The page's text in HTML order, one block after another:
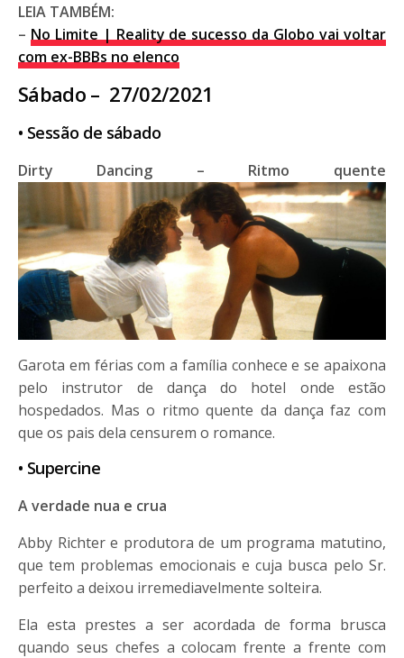
LEIA TAMBÉM:
– No Limite | Reality de sucesso da Globo vai voltar
com ex-BBBs no elenco
Sábado – 27/02/2021
• Sessão de sábado
Dirty Dancing – Ritmo quente
Garota em férias com a família conhece e se apaixona
pelo instrutor de dança do hotel onde estão
hospedados. Mas o ritmo quente da dança faz com
que os pais dela censurem o romance.
• Supercine
A verdade nua e crua
Abby Richter e produtora de um programa matutino,
que tem problemas emocionais e cuja busca pelo Sr.
perfeito a deixou irremediavelmente solteira.
Ela esta prestes a ser acordada de forma brusca
quando seus chefes a colocam frente a frente com